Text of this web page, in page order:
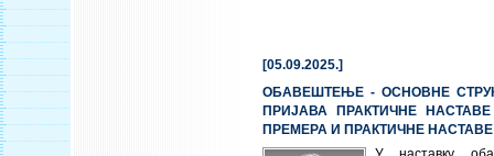
[05.09.2025.]
ОБАВЕШТЕЊЕ - ОСНОВНЕ
ПРИЈАВА ПРАКТИЧНЕ
ПРЕМЕРА И ПРАКТИЧНЕ НАСТАВЕ